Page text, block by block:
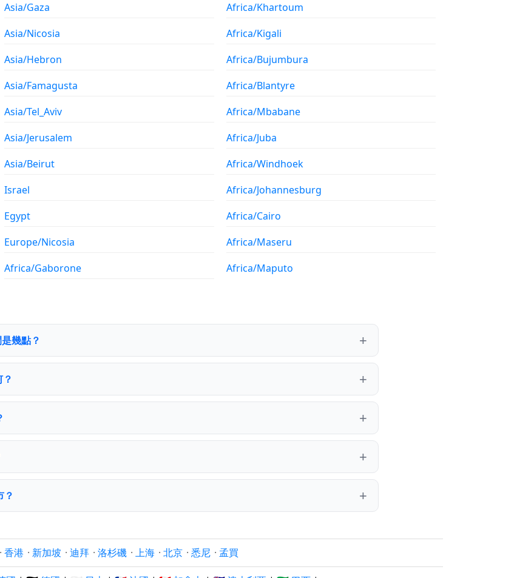
Asia/Gaza
Asia/Nicosia
Asia/Hebron
Asia/Famagusta
Asia/Tel_Aviv
Asia/Jerusalem
Asia/Beirut
Israel
Egypt
Europe/Nicosia
Africa/Gaborone
Africa/Khartoum
Africa/Kigali
Africa/Bujumbura
Africa/Blantyre
Africa/Mbabane
Africa/Juba
Africa/Windhoek
Africa/Johannesburg
Africa/Cairo
Africa/Maseru
Africa/Maputo
幾點？
· 香港 · 新加坡 · 迪拜 · 洛杉磯 · 上海 · 北京 · 悉尼 · 孟買